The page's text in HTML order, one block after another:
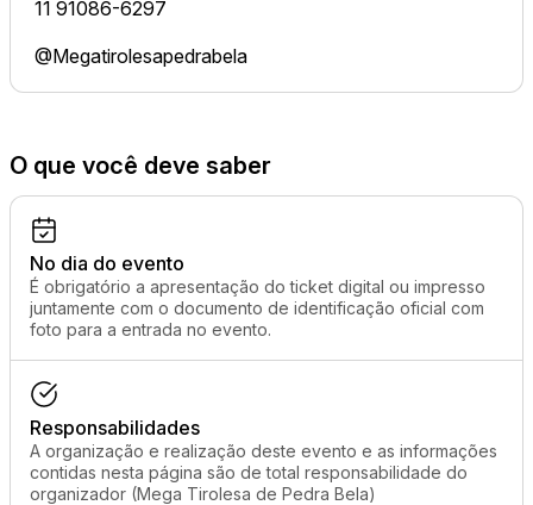
11 91086-6297
@Megatirolesapedrabela
O que você deve saber
No dia do evento
É obrigatório a apresentação do ticket digital ou impresso
juntamente com o documento de identificação oficial com
foto para a entrada no evento.
Responsabilidades
A organização e realização deste evento e as informações
contidas nesta página são de total responsabilidade do
organizador (Mega Tirolesa de Pedra Bela)